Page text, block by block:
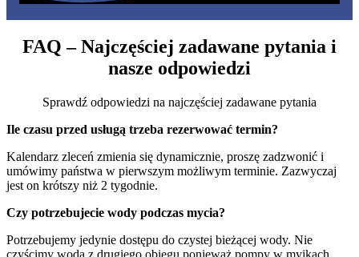
FAQ – Najczęściej zadawane pytania i
nasze odpowiedzi
Sprawdź odpowiedzi na najczęściej zadawane pytania
Ile czasu przed usługą trzeba rezerwować termin?
Kalendarz zleceń zmienia się dynamicznie, proszę zadzwonić i
umówimy państwa w pierwszym możliwym terminie. Zazwyczaj
jest on krótszy niż 2 tygodnie.
Czy potrzebujecie wody podczas mycia?
Potrzebujemy jedynie dostępu do czystej bieżącej wody. Nie
czyścimy wodą z drugiego obiegu ponieważ pompy w myjkach